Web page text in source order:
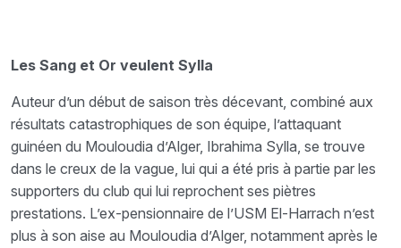
Les Sang et Or veulent Sylla
Auteur d’un début de saison très décevant, combiné aux
résultats catastrophiques de son équipe, l’attaquant
guinéen du Mouloudia d’Alger, Ibrahima Sylla, se trouve
dans le creux de la vague, lui qui a été pris à partie par les
supporters du club qui lui reprochent ses piètres
prestations. L’ex-pensionnaire de l’USM El-Harrach n’est
plus à son aise au Mouloudia d’Alger, notamment après le